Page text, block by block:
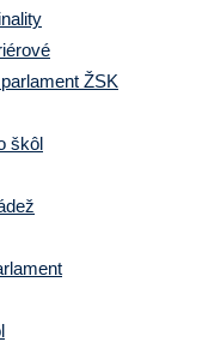
ŽSK
škôl